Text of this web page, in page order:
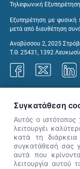
Τηλεφωνική
Εξυπηρέτηση με φυσική
μετά από διευθέτηση
Αναβύσσου 2, 2025
Τ.Θ. 25431, 1392
Συγκατάθεση
Αυτός ο ιστότοπος
λειτουργέι
κατά τη
συγκατάθεσή σας
αυτά που
λειτουργία αυτού